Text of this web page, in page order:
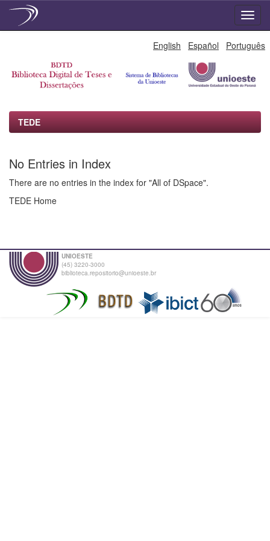
English Español Português
TEDE
No Entries in Index
There are no entries in the index for "All of DSpace".
TEDE Home
UNIOESTE
(45) 3220-3000
biblioteca.repositorio@unioeste.br